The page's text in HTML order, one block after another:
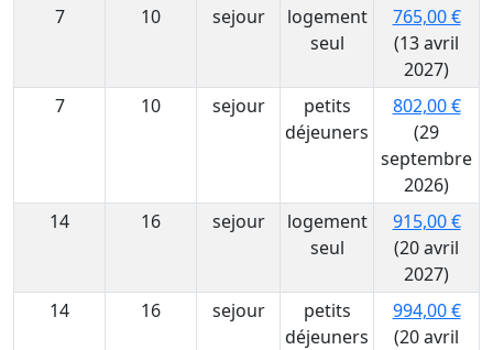
7
10 sejour
logement
seul
765,00 €
(13 avril
2027)
7
10 sejour
petits
déjeuners
802,00 €
(29
septembre
2026)
14
16 sejour
logement
seul
915,00 €
(20 avril
2027)
14
16 sejour
petits
déjeuners
994,00 €
(20 avril